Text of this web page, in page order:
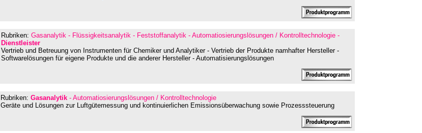
Rubriken: Gasanalytik - Flüssigkeitsanalytik - Feststoffanalytik - Automatiosierungslösungen / Kontrolltechnologie -
Dienstleister
Vertrieb und Betreuung von Instrumenten für Chemiker und Analytiker - Vertrieb der Produkte namhafter Hersteller -
Softwarelösungen für eigene Produkte und die anderer Hersteller - Automatisierungslösungen
Rubriken: Gasanalytik - Automatiosierungslösungen / Kontrolltechnologie
Geräte und Lösungen zur Luftgütemessung und kontinuierlichen Emissionsüberwachung sowie Prozesssteuerung